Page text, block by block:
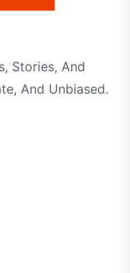
Stories, And
And Unbiased.